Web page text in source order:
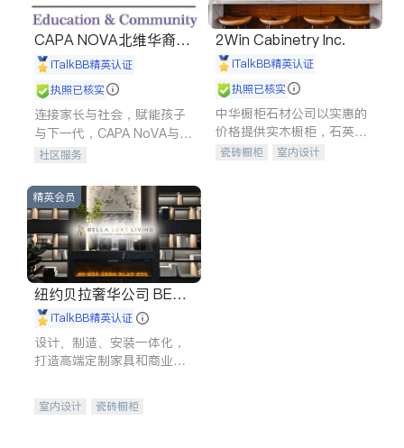
CAPA NOVA北维华裔家
长会iTalkBB精英认证
执照已核实
连接家长与社会，赋能孩子
与下一代，CAPA NoVA与您
携手建设包容、公平、充满
社区服务
2Win Cabinetry Inc.
iTalkBB精英认证
执照已核实
中华橱柜石材公司以实惠的
价格提供实木橱柜，石英石
台面，多种优质不锈钢水
瓷砖橱柜
室内设计
精英会员
纽约贝拉奢华公司 BELL
A LUXE
iTalkBB精英认证
设计、制造、安装一体化，
打造高端定制家具和商业空
室内设计
瓷砖橱柜